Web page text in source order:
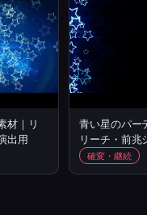
材｜リ
出用
青い星のパー
リーチ・前兆
確変・継続